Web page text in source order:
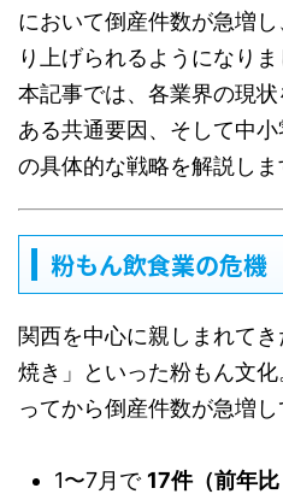
において倒産件数が急増
り上げられるようになりま
本記事では、各業界の現
ある共通要因、そして中
の具体的な戦略を解説しま
粉もん飲食業の危機
関西を中心に親しまれて
焼き」といった粉もん文
ってから倒産件数が急増し
1〜7月で 17件（前年比